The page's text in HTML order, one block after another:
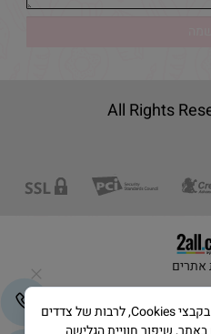
אתרים
לידיעתך, באתרנו נעשה שימוש בקבצי Cookies, לרבות של צדדים